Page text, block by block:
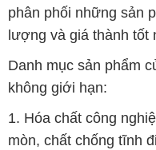
phân phối những sản
lượng và giá thành tốt
Danh mục sản phẩm
không giới hạn:
1. Hóa chất công
mòn, chất chống tĩnh